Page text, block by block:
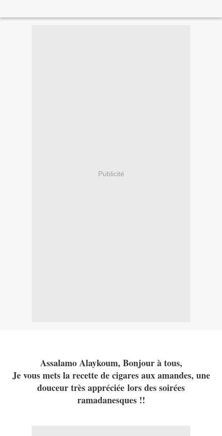
Publicité
Assalamo Alaykoum, Bonjour à tous,
Je vous mets la recette de cigares aux amandes, une
douceur très appréciée lors des soirées
ramadanesques !!